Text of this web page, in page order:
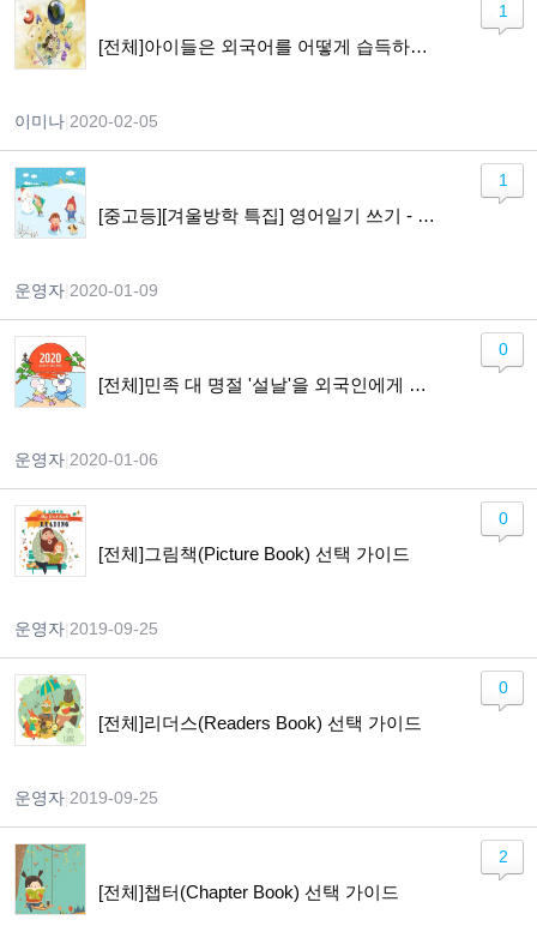
[전체]아이들은 외국어를 어떻게 습득하게 되나요?
이미나 2020-02-05
1
[중고등][겨울방학 특집] 영어일기 쓰기 - Lets Keep a Diary in English
운영자 2020-01-09
1
[전체]민족 대 명절 '설날'을 외국인에게 소개하기!!
운영자 2020-01-06
0
[전체]그림책(Picture Book) 선택 가이드
운영자 2019-09-25
0
[전체]리더스(Readers Book) 선택 가이드
운영자 2019-09-25
0
[전체]챕터(Chapter Book) 선택 가이드
2